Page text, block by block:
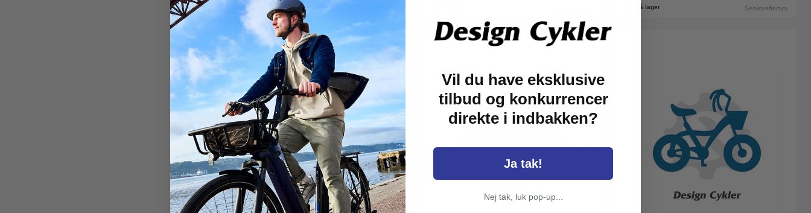
På lager På lager Serviceeftersyn
Vil du have eksklusive
tilbud og konkurrencer
direkte i indbakken?
Ja tak!
Nej tak, luk pop-up...